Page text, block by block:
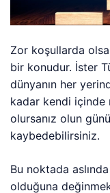
Zor koşullarda
bir konudur. İster
dünyanın her
kadar kendi içinde
olursanız olun
kaybedebilirsiniz.
Bu noktada
olduğuna